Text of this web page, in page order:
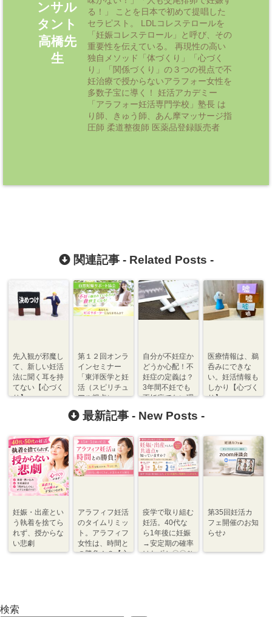
ンサル
タント
高橋先
生
る！」 ことを日本で初めて提唱した
セラピスト。 LDLコレステロールを
「妊娠コレステロール」と呼び、その
重要性を伝えている。 再現性の高い
独自メソッド「体づくり」「心づく
り」「関係づくり」の３つの視点で不
妊治療で授からないアラフォー女性を
多数子宝に導く！ 妊活アカデミー
「アラフォー妊活専門学校」塾長 は
り師、きゅう師、あん摩マッサージ指
圧師 柔道整復師 医薬品登録販売者
関連記事 - Related Posts -
先入観が邪魔し
て、新しい妊活
法に聞く耳を持
てない【心づく
り】
第１２回オンラ
インセミナー
「東洋医学と妊
活（スピリチュ
アル視点）」
自分が不妊症か
どうか心配！不
妊症の定義は？
3年間不妊でも
不妊症でない理
医療情報は、鵜
呑みにできな
い。妊活情報も
しかり【心づく
り】
最新記事 - New Posts -
妊娠・出産とい
う執着を捨てら
れず、授からな
い悲劇
アラフィフ妊活
のタイムリミッ
ト。アラフィフ
女性は、時間と
の勝負！？【心
疫学で取り組む
妊活。40代な
ら1年後に妊娠
→安定期の確率
はわずか〇〇％
第35回妊活カ
フェ開催のお知
らせ♪
検索